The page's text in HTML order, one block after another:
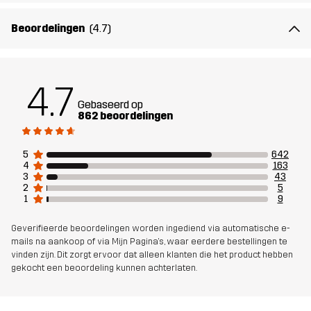
Materiaal 2
Achterkant
Duurzaamheid Bluesign® approved lees hier
Ontworpen
voor
ALLROUND
Beoordelingen (4.7)
4.7 Gebaseerd op
862 beoordelingen
5
642
4
163
3
43
2
5
1
9
Geverifieerde beoordelingen worden ingediend via automatische e-
mails na aankoop of via Mijn Pagina's, waar eerdere bestellingen te
vinden zijn. Dit zorgt ervoor dat alleen klanten die het product hebben
gekocht een beoordeling kunnen achterlaten.